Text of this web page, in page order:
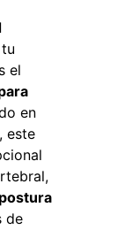
el
en
este
de